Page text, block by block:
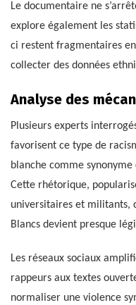
Le documentaire ne
explore également les
ci restent fragmentaires
collecter des données
Analyse des
Plusieurs experts
favorisent ce type de
blanche comme
Cette rhétorique,
universitaires et militants,
Blancs devient presque
Les réseaux sociaux
rappeurs aux textes
normaliser une violence